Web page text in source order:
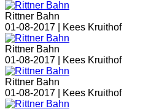
Rittner Bahn
01-08-2017 |
Kees Kruithof
Rittner Bahn
01-08-2017 |
Kees Kruithof
Rittner Bahn
01-08-2017 |
Kees Kruithof